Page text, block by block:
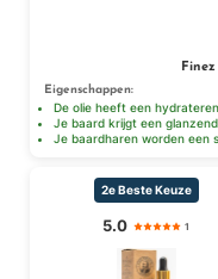
Eigenschappen:
De olie heeft een
Je baard krijgt een
Je baardharen worden een
2e Beste Keuze
5.0 1